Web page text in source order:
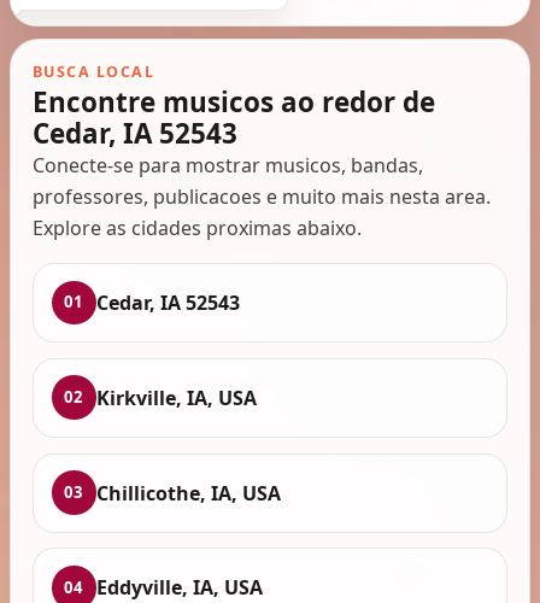
BUSCA LOCAL
Encontre musicos ao redor de
Cedar, IA 52543
Conecte-se para mostrar musicos, bandas,
professores, publicacoes e muito mais nesta area.
Explore as cidades proximas abaixo.
01 Cedar, IA 52543
02 Kirkville, IA, USA
03 Chillicothe, IA, USA
04 Eddyville, IA, USA